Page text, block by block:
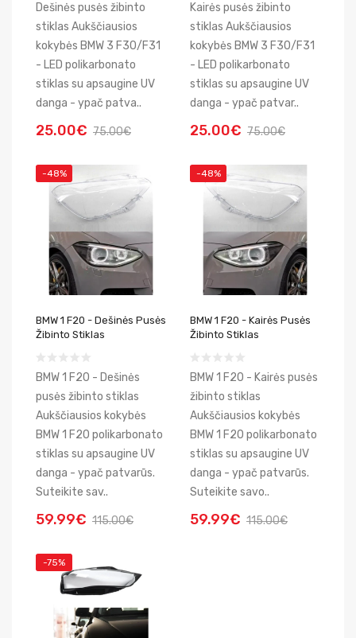
Dešinės pusės žibinto
stiklas Aukščiausios
kokybės BMW 3 F30/F31
- LED polikarbonato
stiklas su apsaugine UV
danga - ypač patva..
25.00€ 75.00€
Kairės pusės žibinto
stiklas Aukščiausios
kokybės BMW 3 F30/F31
- LED polikarbonato
stiklas su apsaugine UV
danga - ypač patvar..
25.00€ 75.00€
-48%
BMW 1 F20 - Dešinės Pusės
Žibinto Stiklas
BMW 1 F20 - Dešinės
pusės žibinto stiklas
Aukščiausios kokybės
BMW 1 F20 polikarbonato
stiklas su apsaugine UV
danga - ypač patvarūs.
Suteikite sav..
59.99€ 115.00€
-48%
BMW 1 F20 - Kairės Pusės
Žibinto Stiklas
BMW 1 F20 - Kairės pusės
žibinto stiklas
Aukščiausios kokybės
BMW 1 F20 polikarbonato
stiklas su apsaugine UV
danga - ypač patvarūs.
Suteikite savo..
59.99€ 115.00€
-75%